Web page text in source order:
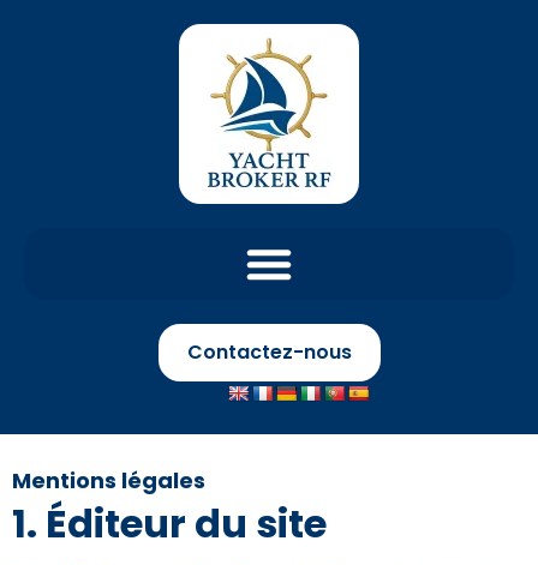
Contactez-nous
Mentions légales
1. Éditeur du site